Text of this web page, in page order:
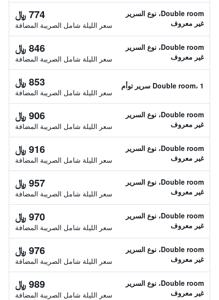
Double room، نوع السرير
غير معروف
774 ﷼
سعر الليلة شامل الصريبة المضافة
Double room، نوع السرير
غير معروف
846 ﷼
سعر الليلة شامل الصريبة المضافة
Double room، 1 سرير توأم 853 ﷼
سعر الليلة شامل الصريبة المضافة
Double room، نوع السرير
غير معروف
906 ﷼
سعر الليلة شامل الصريبة المضافة
Double room، نوع السرير
غير معروف
916 ﷼
سعر الليلة شامل الصريبة المضافة
Double room، نوع السرير
غير معروف
957 ﷼
سعر الليلة شامل الصريبة المضافة
Double room، نوع السرير
غير معروف
970 ﷼
سعر الليلة شامل الصريبة المضافة
Double room، نوع السرير
غير معروف
976 ﷼
سعر الليلة شامل الصريبة المضافة
Double room، نوع السرير
غير معروف
989 ﷼
سعر الليلة شامل الصريبة المضافة